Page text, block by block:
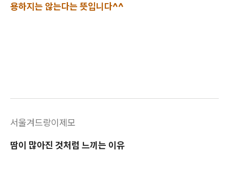
용하지는 않는다는 뜻입니다^^
서울겨드랑이제모
땀이 많아진 것처럼 느끼는 이유